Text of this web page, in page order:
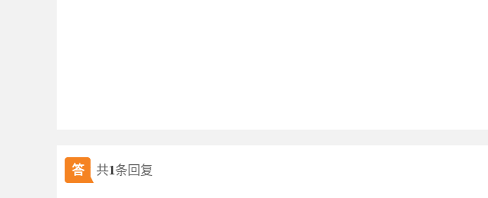
答 共1条回复